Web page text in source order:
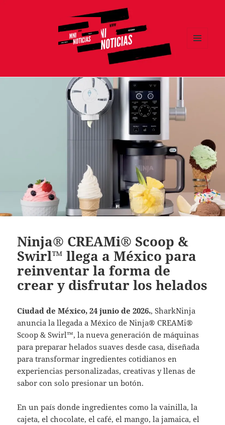
Ninja® CREAMi® Scoop &
Swirl™ llega a México para
reinventar la forma de
crear y disfrutar los helados
Ciudad de México, 24 junio de 2026., SharkNinja
anuncia la llegada a México de Ninja® CREAMi®
Scoop & Swirl™, la nueva generación de máquinas
para preparar helados suaves desde casa, diseñada
para transformar ingredientes cotidianos en
experiencias personalizadas, creativas y llenas de
sabor con solo presionar un botón.
En un país donde ingredientes como la vainilla, la
cajeta, el chocolate, el café, el mango, la jamaica, el